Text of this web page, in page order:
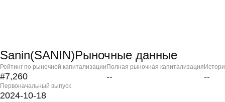
Sanin(SANIN)Рыночные данные
Рейтинг по рыночной капитализации
#7,260
Полная рыночная капитализация
-- --
Первоначальный выпуск
2024-10-18